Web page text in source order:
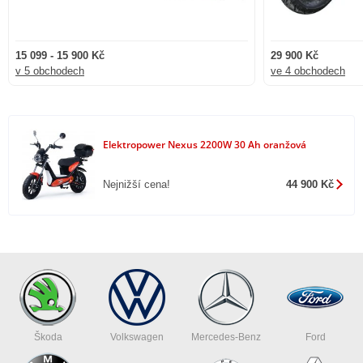
blokuje zadní motor.
Navíc nyní ke stroji získáte zadní úložný kufr zdarma, který výrazně
rozšiřuje možnosti přepravy.
Součástí balení je také:
odolná nabíječka v hliníkovém pouzdru
Legislativní informace
Elektrická motorka Nexus spadá do kategorie L1e-B.
řízení od 15 let s oprávněním AM nebo B
maximálně 2 osoby
15 099 - 15 900 Kč
v 5 obchodech
29 900 Kč
ve 4 obchodech
Elektropower Nexus 2200W 30 Ah oranžová
Nejnižší cena! 44 900 Kč
Škoda Volkswagen Mercedes-Benz Ford